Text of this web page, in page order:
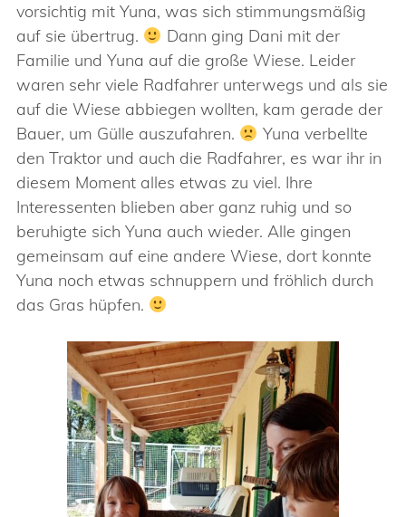
vorsichtig mit Yuna, was sich stimmungsmäßig
auf sie übertrug.
Dann ging Dani mit der
Familie und Yuna auf die große Wiese. Leider
waren sehr viele Radfahrer unterwegs und als sie
auf die Wiese abbiegen wollten, kam gerade der
Bauer, um Gülle auszufahren.
Yuna verbellte
den Traktor und auch die Radfahrer, es war ihr in
diesem Moment alles etwas zu viel. Ihre
Interessenten blieben aber ganz ruhig und so
beruhigte sich Yuna auch wieder. Alle gingen
gemeinsam auf eine andere Wiese, dort konnte
Yuna noch etwas schnuppern und fröhlich durch
das Gras hüpfen.